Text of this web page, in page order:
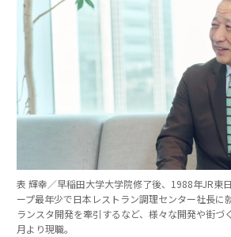
表 輝幸／早稲田大学大学院修了後、1988年JR東
ープ最年少で日本レストラン調理センター社長に
ランスタ開発を牽引するなど、様々な開発や街づ
月より現職。